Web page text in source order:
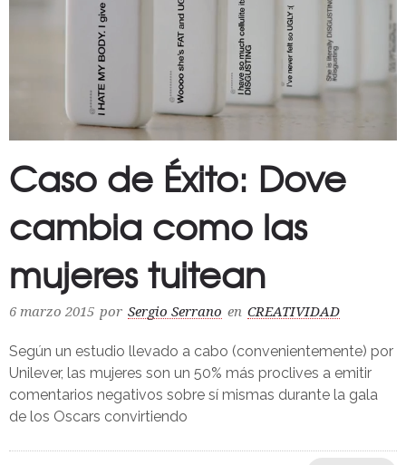
Caso de Éxito: Dove
cambia como las
mujeres tuitean
6 marzo 2015 por Sergio Serrano en CREATIVIDAD
Según un estudio llevado a cabo (convenientemente) por
Unilever, las mujeres son un 50% más proclives a emitir
comentarios negativos sobre sí mismas durante la gala
de los Oscars convirtiendo